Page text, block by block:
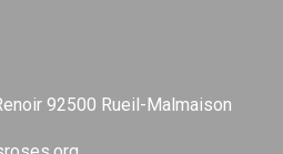
92500 Rueil-Malmaison